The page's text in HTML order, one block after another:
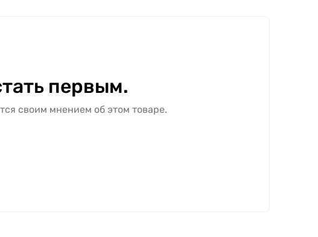
первым.
своим мнением об этом товаре.